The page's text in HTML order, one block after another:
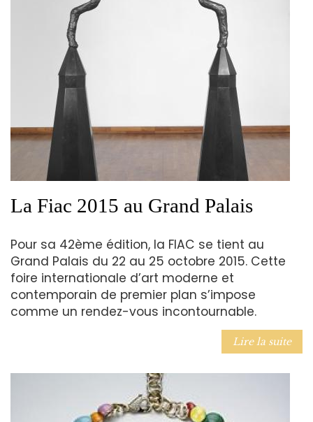
La Fiac 2015 au Grand Palais
Pour sa 42ème édition, la FIAC se tient au
Grand Palais du 22 au 25 octobre 2015. Cette
foire internationale d’art moderne et
contemporain de premier plan s’impose
comme un rendez-vous incontournable.
Lire la suite